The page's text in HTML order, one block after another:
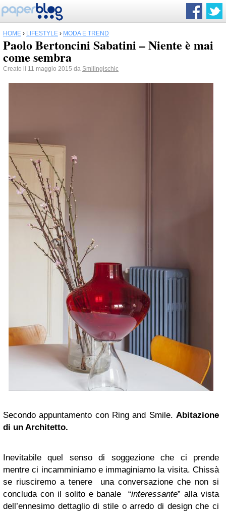
HOME › LIFESTYLE › MODA E TREND
Paolo Bertoncini Sabatini – Niente è mai
come sembra
Creato il 11 maggio 2015 da Smilingischic
Secondo appuntamento con Ring and Smile. Abitazione
di un Architetto.
Inevitabile quel senso di soggezione che ci prende
mentre ci incamminiamo e immaginiamo la visita. Chissà
se riusciremo a tenere una conversazione che non si
concluda con il solito e banale “interessante” alla vista
dell’ennesimo dettaglio di stile o arredo di design che ci